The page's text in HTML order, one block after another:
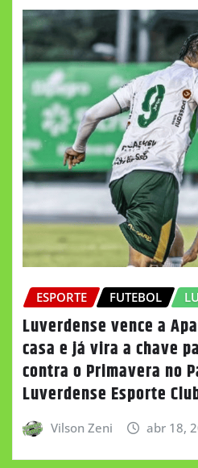
ESPORTE FUTEBOL
Luverdense vence a
casa e já vira a chave
contra o Primavera no
Luverdense Esporte
Vilson Zeni abr 18,